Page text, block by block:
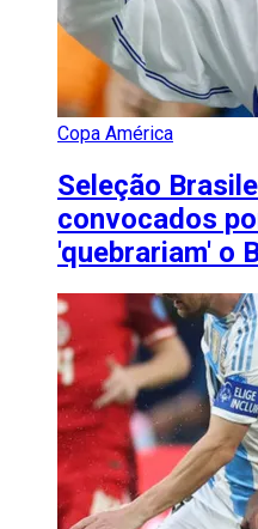
Copa América
Seleção
convocados
'quebrariam' o